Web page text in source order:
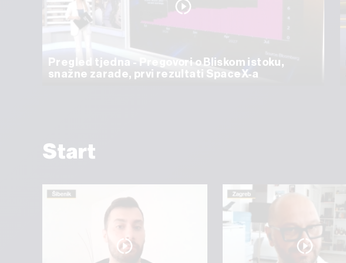
Pregled tjedna - Pregovori o Bliskom istoku,
snažne zarade, prvi rezultati SpaceX-a
Start